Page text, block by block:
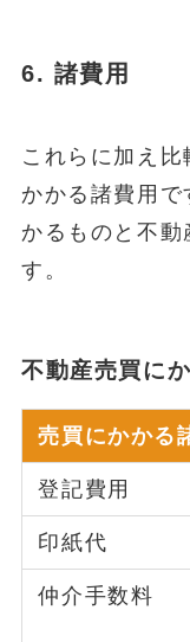
6. 諸費用
これらに加え
かかる諸費用
かるものと不動
す。
不動産売買に
売買にかかる
登記費用
印紙代
仲介手数料